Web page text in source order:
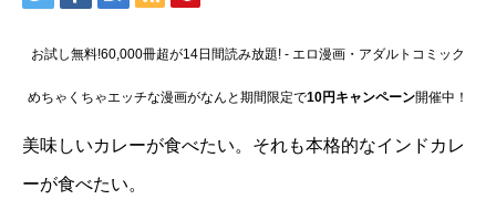
お試し無料!60,000冊超が14日間読み放題! - エロ漫画・アダルトコミック
めちゃくちゃエッチな漫画がなんと期間限定で10円キャンペーン開催中！
美味しいカレーが食べたい。それも本格的なインドカレ
ーが食べたい。